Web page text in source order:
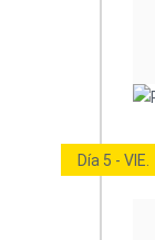
Día 5 - VIE.